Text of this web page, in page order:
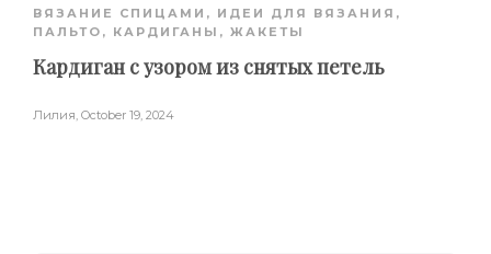
ВЯЗАНИЕ СПИЦАМИ , ИДЕИ ДЛЯ ВЯЗАНИЯ ,
ПАЛЬТО, КАРДИГАНЫ, ЖАКЕТЫ
Кардиган с узором из снятых петель
Лилия, October 19, 2024